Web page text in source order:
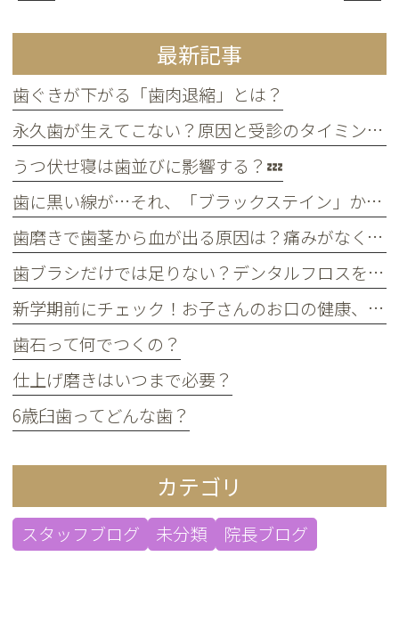
最新記事
歯ぐきが下がる「歯肉退縮」とは？
永久歯が生えてこない？原因と受診のタイミングについて
うつ伏せ寝は歯並びに影響する？💤
歯に黒い線が…それ、「ブラックステイン」かもしれません！
歯磨きで歯茎から血が出る原因は？痛みがなくても受診すべき判断基準
歯ブラシだけでは足りない？デンタルフロスを使うメリット
新学期前にチェック！お子さんのお口の健康、大丈夫？
歯石って何でつくの？
仕上げ磨きはいつまで必要？
6歳臼歯ってどんな歯？
カテゴリ
スタッフブログ 未分類 院長ブログ